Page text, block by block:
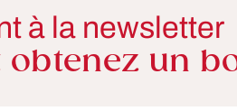
à la newsletter
un